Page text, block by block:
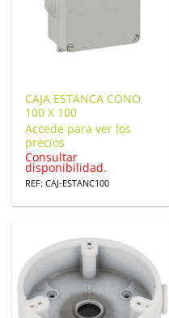
CAJA ESTANCA CONO
100 X 100
Accede para ver los
precios
Consultar
disponibilidad.
REF: CAJ-ESTANC100